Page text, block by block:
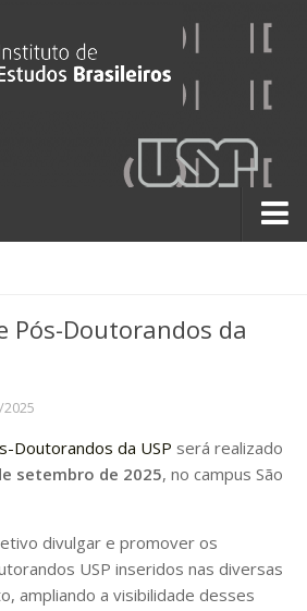
Colaborador
Pós-Doutorandos da
2025
Doutorandos da USP será realizado
setembro de 2025, no campus São
divulgar e promover os
USP inseridos nas diversas
ampliando a visibilidade desses